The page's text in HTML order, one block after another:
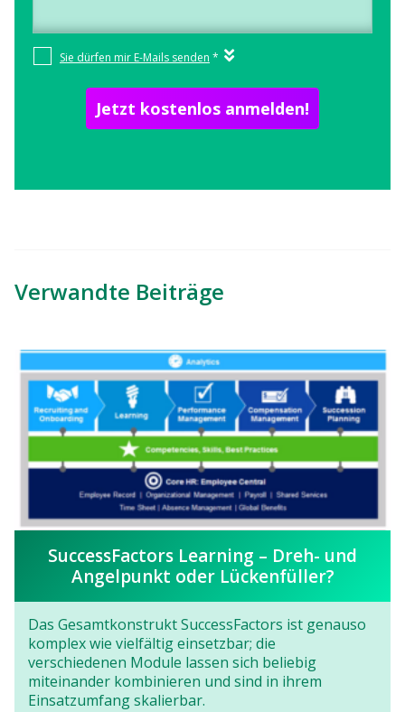
Verwandte Beiträge
SuccessFactors Learning – Dreh- und
Angelpunkt oder Lückenfüller?
Das Gesamtkonstrukt SuccessFactors ist genauso
komplex wie vielfältig einsetzbar; die
verschiedenen Module lassen sich beliebig
miteinander kombinieren und sind in ihrem
Einsatzumfang skalierbar.